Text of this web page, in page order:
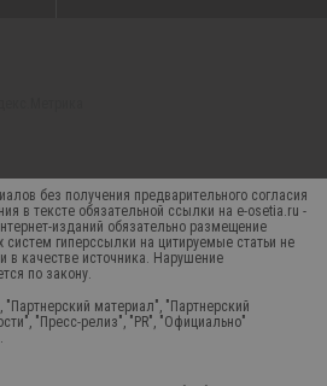
без получения предварительного согласия
в тексте обязательной ссылки на e-osetia.ru -
изданий обязательно размещение
гиперссылки на цитируемые статьи не
в качестве источника. Нарушение
по закону.
материал", "Партнерский
"Пресс-релиз", "PR", "Официально"